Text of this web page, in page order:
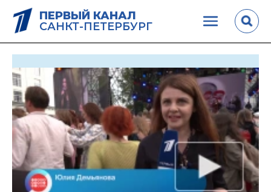
ПЕРВЫЙ КАНАЛ
САНКТ-ПЕТЕРБУРГ